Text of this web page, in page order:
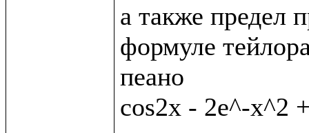
а также предел
формуле
пеано
cos2x - 2e^-x^2